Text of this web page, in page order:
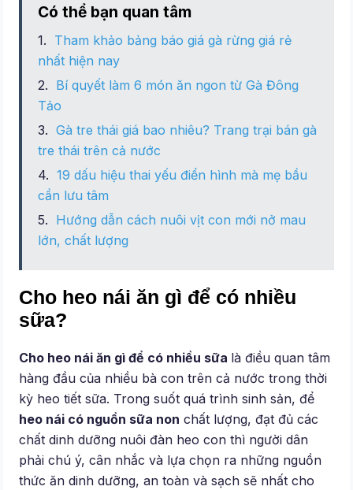
Có thể bạn quan tâm
Tham khảo bảng báo giá gà rừng giá rẻ
nhất hiện nay
Bí quyết làm 6 món ăn ngon từ Gà Đông
Tảo
Gà tre thái giá bao nhiêu? Trang trại bán gà
tre thái trên cả nước
19 dấu hiệu thai yếu điển hình mà mẹ bầu
cần lưu tâm
Hướng dẫn cách nuôi vịt con mới nở mau
lớn, chất lượng
Cho heo nái ăn gì để có nhiều
sữa?
Cho heo nái ăn gì để có nhiều sữa là điều quan tâm
hàng đầu của nhiều bà con trên cả nước trong thời
kỳ heo tiết sữa. Trong suốt quá trình sinh sản, để
heo nái có nguồn sữa non chất lượng, đạt đủ các
chất dinh dưỡng nuôi đàn heo con thì người dân
phải chú ý, cân nhắc và lựa chọn ra những nguồn
thức ăn dinh dưỡng, an toàn và sạch sẽ nhất cho